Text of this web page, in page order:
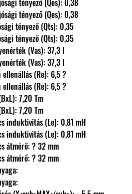
jósági tényező (Qes): 0,38
jósági tényező (Qes): 0,38
jósági tényező (Qts): 0,35
jósági tényező (Qts): 0,35
egyenérték (Vas): 37,3 l
egyenérték (Vas): 37,3 l
ellenállás (Re): 6,5 ?
ellenállás (Re): 6,5 ?
(BxL): 7,20 Tm
(BxL): 7,20 Tm
induktivitás (Le): 0,81 mH
induktivitás (Le): 0,81 mH
átmérő: ? 32 mm
átmérő: ? 32 mm
anyaga:
anyaga: